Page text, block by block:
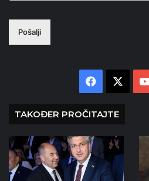
Pošalji
Facebook
TAKOĐER PROČITAJTE